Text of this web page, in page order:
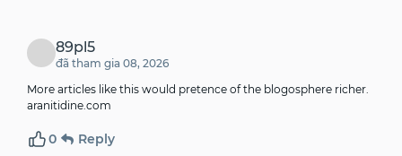
89pl5
đã tham gia 08, 2026
More articles like this would pretence of the blogosphere richer.
aranitidine.com
0 Reply